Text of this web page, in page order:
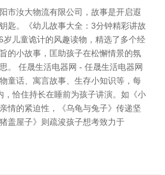
市汝大物流有限公司，故事是开启遐
匙。《幼儿故事大全：3分钟精彩讲故
儿童诡计的风趣读物，精选了多个经
的小故事，匡助孩子在松懈情景的氛
。 任晟生活电器网 - 任晟生活电器网
童话、寓言故事、生存小知识等，每
，恰住持长在睡前为孩子讲演。如《小
情的紧迫性，《乌龟与兔子》传递坚
盖屋子》则疏浚孩子想考致力于